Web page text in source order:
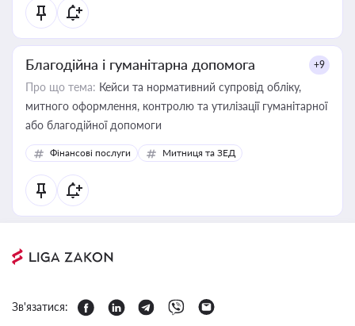
Благодійна і гуманітарна допомога +9
Про що тема: Кейси та нормативний супровід обліку,
митного оформлення, контролю та утилізації гуманітарної
або благодійної допомоги
Фінансові послуги Митниця та ЗЕД
Зв'язатися: